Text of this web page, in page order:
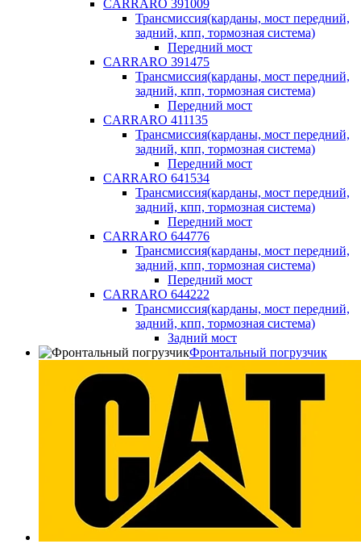
CARRARO 391009
Трансмиссия(карданы, мост передний,
задний, кпп, тормозная система)
Передний мост
CARRARO 391475
Трансмиссия(карданы, мост передний,
задний, кпп, тормозная система)
Передний мост
CARRARO 411135
Трансмиссия(карданы, мост передний,
задний, кпп, тормозная система)
Передний мост
CARRARO 641534
Трансмиссия(карданы, мост передний,
задний, кпп, тормозная система)
Передний мост
CARRARO 644776
Трансмиссия(карданы, мост передний,
задний, кпп, тормозная система)
Передний мост
CARRARO 644222
Трансмиссия(карданы, мост передний,
задний, кпп, тормозная система)
Задний мост
Фронтальный погрузчик